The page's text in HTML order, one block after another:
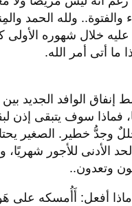
والفتوة.. ولله الحمد
خلال شهوره الأولى
ما أتى أمر الله.
إنفاق الوافد الجديد بين
فماذا سوف يتبقى إذن
جللٌ وجدُّ خطير. الصغير
الأدنى للأجور شهريًا،
وتعدون..
ماذا أفعل: أَأُمسكه على